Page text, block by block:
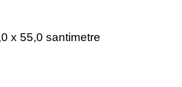
x 55,0 santimetre